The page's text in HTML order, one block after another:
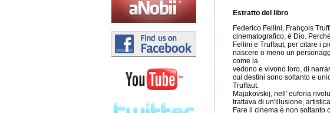
Estratto del libro
Federico Fellini, François
cinematografico, è Dio. Perché
Fellini e Truffaut, per citare i
nascere o meno un
come la
vedono e vivono loro, di
cui destini sono soltanto e
Truffaut.
Majakovskij, nell' euforia
trattava di un'illusione,
Fare il cinema è non soltanto